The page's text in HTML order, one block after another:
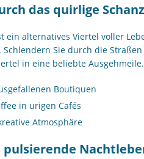
das quirlige
ein alternatives Viertel voller
Sie durch die
in eine beliebte Ausgehmeile.
Boutiquen
in urigen Cafés
Atmosphäre
pulsierende